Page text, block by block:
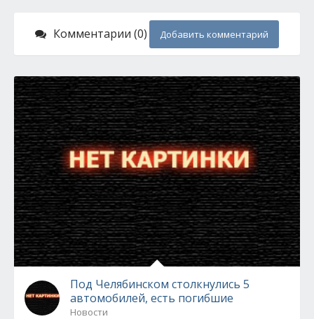
Комментарии (0) Добавить комментарий
Под Челябинском столкнулись 5
автомобилей, есть погибшие
Новости